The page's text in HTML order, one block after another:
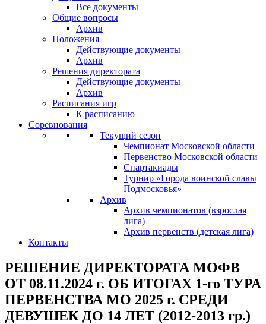
Все документы
Общие вопросы
Архив
Положения
Действующие документы
Архив
Решения директората
Действующие документы
Архив
Расписания игр
К расписанию
Соревнования
Текущий сезон
Чемпионат Московской области
Первенство Московской области
Спартакиады
Турнир «Города воинской славы
Подмосковья»
Архив
Архив чемпионатов (взрослая
лига)
Архив первенств (детская лига)
Контакты
РЕШЕНИЕ ДИРЕКТОРАТА МОФВ
ОТ 08.11.2024 г. ОБ ИТОГАХ 1-го ТУРА
ПЕРВЕНСТВА МО 2025 г. СРЕДИ
ДЕВУШЕК ДО 14 ЛЕТ (2012-2013 гр.)